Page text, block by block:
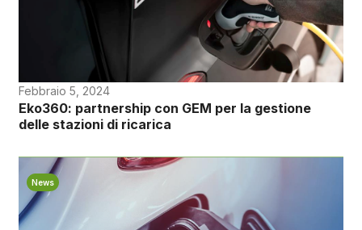
Febbraio 5, 2024
Eko360: partnership con GEM per la gestione
delle stazioni di ricarica
News